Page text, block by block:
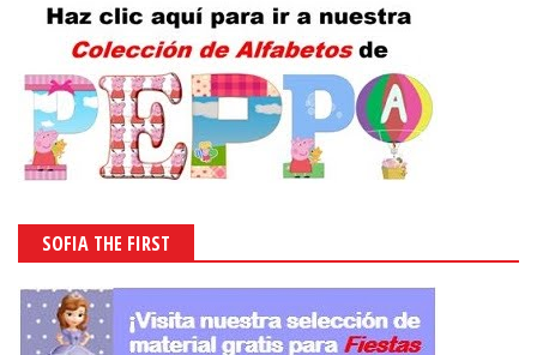
SOFIA THE FIRST